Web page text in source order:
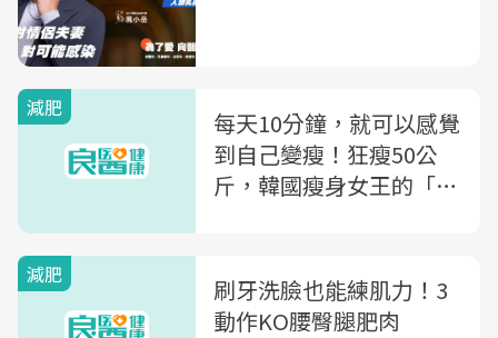
減肥
每天10分鐘，就可以感覺
到自己變瘦！狂瘦50公
斤，韓國瘦身女王的「空
減肥
刷牙洗臉也能練肌力！3
動作KO腰臀腿肥肉